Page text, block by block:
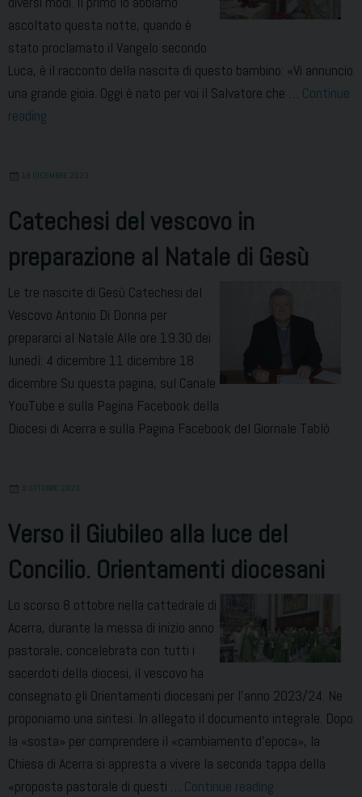
ascoltato questa notte, quando è
stato proclamato il Vangelo secondo
Luca, è il racconto della nascita di questo bambino: «Vi annuncio
una grande gioia. Oggi è nato per voi il Salvatore che … Continue
reading
Signore
18 DICEMBRE 2023
Catechesi del vescovo in
preparazione al Natale di Gesù
Le tre nascite di Gesù Catechesi del
Vescovo Antonio Di Donna per
prepararci al Natale Alle ore 19.30 dei
lunedì: 4 dicembre 11 dicembre 18
dicembre Su questa pagina, sul Canale
YouTube e sulla Pagina Facebook della
Diocesi di Acerra e sulla Pagina Facebook del Giornale Tablò
9 OTTOBRE 2023
Verso il Giubileo alla luce del
Concilio. Orientamenti diocesani
Lo scorso 8 ottobre nella cattedrale di
Acerra, durante la messa di inizio anno
pastorale, concelebrata con tutti i
sacerdoti della diocesi, il vescovo ha
consegnato gli Orientamenti diocesani per l’anno 2023/24. Ne
proponiamo una sintesi. In allegato il documento integrale. Dopo
la «sosta» per comprendere il «cambiamento d’epoca», la
Chiesa di Acerra si appresta a vivere la seconda tappa della
«proposta pastorale di questi … Continue reading